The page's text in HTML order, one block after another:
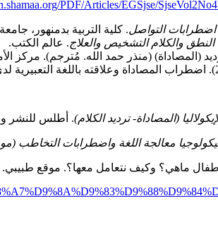
PDF/Articles/EGSjse/
اضطرابات التواصل. كلية التربية بدمنهور،
والكلام التشخيص والعلاج. عالم الكتب.
(المصاداة- ترديد الكلام). أطلس للنشر
معالجة اللغة واضطرابات التخاطب